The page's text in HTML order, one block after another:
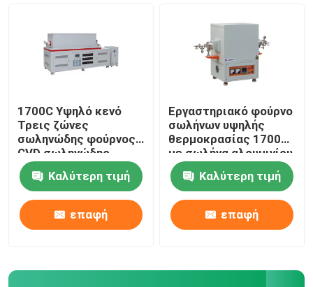
Φούρνος υδρογόνου
Συσκευές κλιβάνου
1700C Υψηλό κενό
Τρεις ζώνες
σωληνώδης φούρνος
CVD σωληνώδης
φούρνος με φλάντζες
ψύξης νερού
Καλύτερη τιμή
επαφή
Εργαστηριακό φούρνο
σωλήνων υψηλής
θερμοκρασίας 1700C
με σωλήνα αλουμινίου
και φλάντσα
σφράγισηςΚαλύτερη τιμή
επαφή